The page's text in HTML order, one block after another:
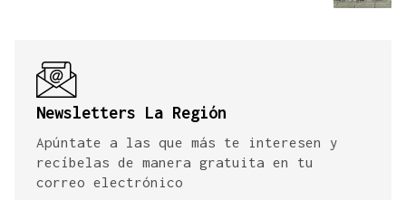
Newsletters La Región
Apúntate a las que más te interesen y
recíbelas de manera gratuita en tu
correo electrónico